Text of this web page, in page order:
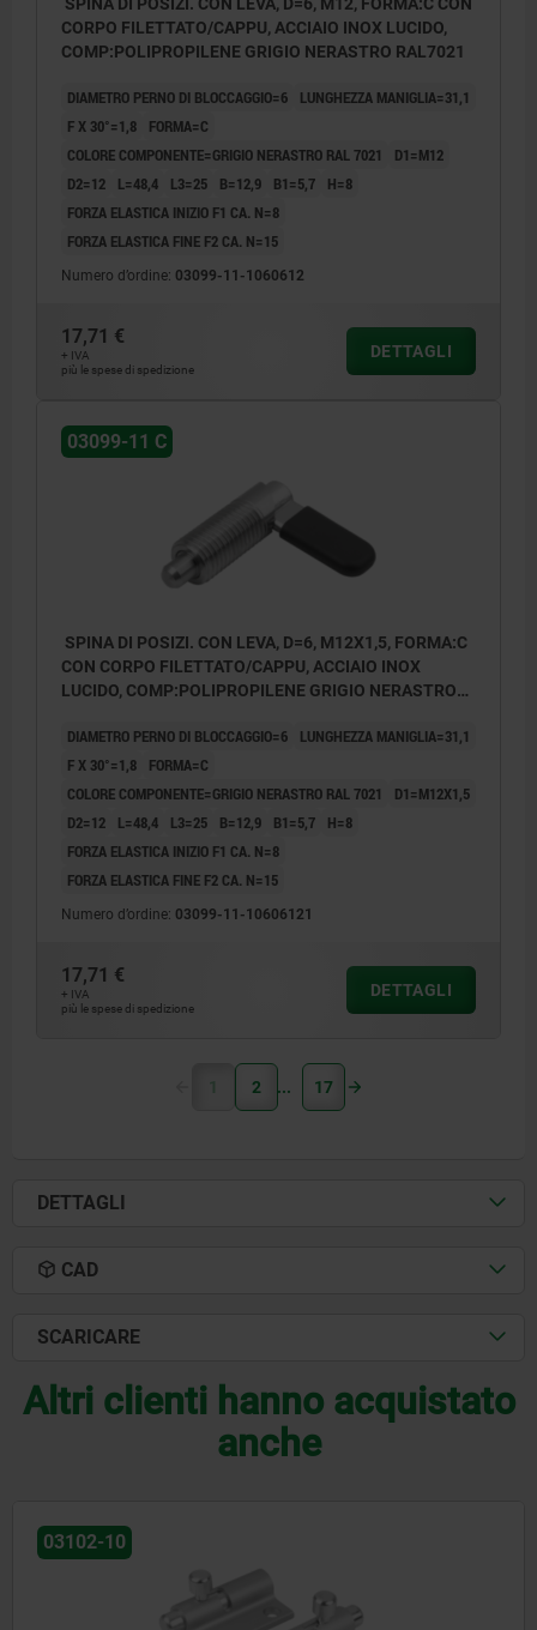
SPINA DI POSIZI. CON LEVA, D=6, M12, FORMA:C CON
CORPO FILETTATO/CAPPU, ACCIAIO INOX LUCIDO,
COMP:POLIPROPILENE GRIGIO NERASTRO RAL7021
DIAMETRO PERNO DI BLOCCAGGIO=6
LUNGHEZZA MANIGLIA=31,1
F X 30°=1,8
FORMA=C
COLORE COMPONENTE=GRIGIO NERASTRO RAL 7021
D1=M12
D2=12
L=48,4 L3=25 B=12,9 B1=5,7
H=8
FORZA ELASTICA INIZIO F1 CA. N=8
FORZA ELASTICA FINE F2 CA. N=15
Numero d’ordine: 03099-11-1060612
17,71 €
+ IVA
più le spese di spedizione
DETTAGLI
03099-11 C
SPINA DI POSIZI. CON LEVA, D=6, M12X1,5, FORMA:C
CON CORPO FILETTATO/CAPPU, ACCIAIO INOX
LUCIDO, COMP:POLIPROPILENE GRIGIO NERASTRO
DIAMETRO PERNO DI BLOCCAGGIO=6
LUNGHEZZA MANIGLIA=31,1
F X 30°=1,8
FORMA=C
COLORE COMPONENTE=GRIGIO NERASTRO RAL 7021
D1=M12X1,5
D2=12
L=48,4 L3=25 B=12,9 B1=5,7
H=8
FORZA ELASTICA INIZIO F1 CA. N=8
FORZA ELASTICA FINE F2 CA. N=15
Numero d’ordine: 03099-11-10606121
17,71 €
+ IVA
più le spese di spedizione
DETTAGLI
1 2 17
DETTAGLI
CAD
SCARICARE
Altri clienti hanno acquistato
anche
03099-19